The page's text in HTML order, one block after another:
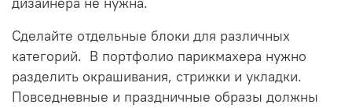
Сделайте отдельные блоки для различных
категорий. В портфолио парикмахера нужно
разделить окрашивания, стрижки и укладки.
Повседневные и праздничные образы должны